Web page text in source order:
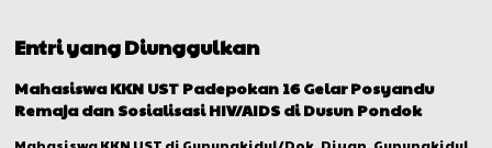
Entri yang Diunggulkan
Mahasiswa KKN UST Padepokan 16 Gelar Posyandu
Remaja dan Sosialisasi HIV/AIDS di Dusun Pondok